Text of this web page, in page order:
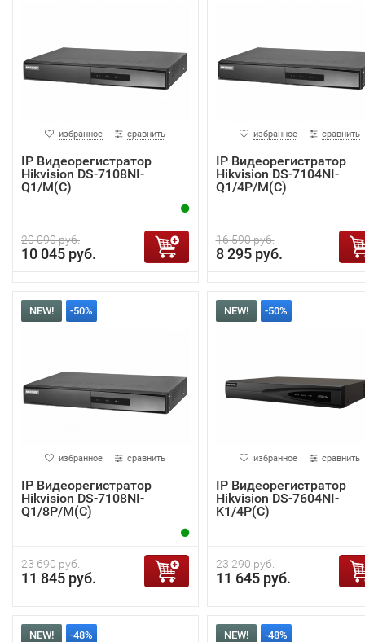
избранное сравнить
IP Видеорегистратор
Hikvision DS-7108NI-
Q1/M(C)
20 090 руб.
10 045 руб.
избранное сравнить
IP Видеорегистратор
Hikvision DS-7104NI-
Q1/4P/M(C)
16 590 руб.
8 295 руб.
NEW! -50%
избранное сравнить
IP Видеорегистратор
Hikvision DS-7108NI-
Q1/8P/M(C)
23 690 руб.
11 845 руб.
NEW! -50%
избранное сравнить
IP Видеорегистратор
Hikvision DS-7604NI-
K1/4P(C)
23 290 руб.
11 645 руб.
NEW! -48% NEW! -48%